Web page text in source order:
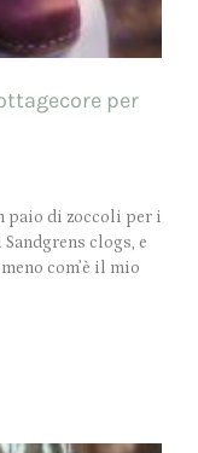
per
paio di zoccoli per i
clogs, e
com’è il mio